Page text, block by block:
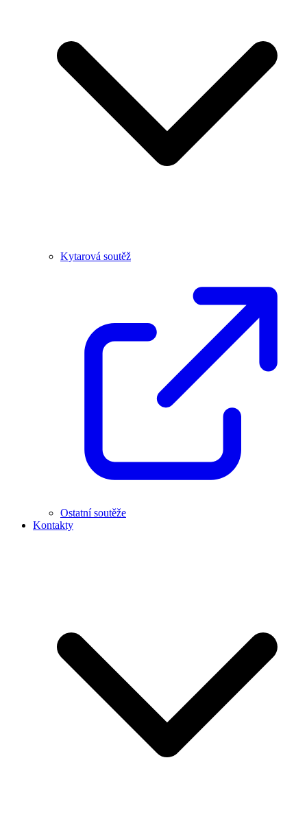
Kytarová soutěž
Ostatní soutěže
Kontakty